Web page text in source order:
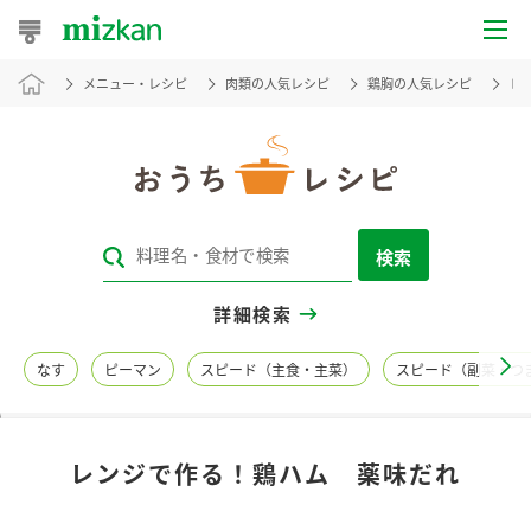
おうちレシピ
レシピカテゴリ一覧
レシピ名特集
商品情報
メニュー・レシピ 肉類の人気レシピ 鶏胸の人気レシピ レ
検索
詳細検索
なす ピーマン スピード（主食・主菜） スピード（副菜・つ
レンジで作る！鶏ハム 薬味だれ